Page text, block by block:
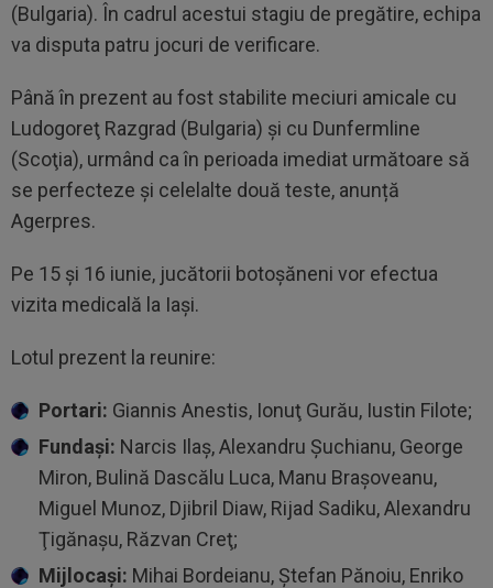
(Bulgaria). În cadrul acestui stagiu de pregătire, echipa
va disputa patru jocuri de verificare.
Până în prezent au fost stabilite meciuri amicale cu
Ludogoreţ Razgrad (Bulgaria) şi cu Dunfermline
(Scoţia), urmând ca în perioada imediat următoare să
se perfecteze şi celelalte două teste, anunță
Agerpres.
Pe 15 şi 16 iunie, jucătorii botoşăneni vor efectua
vizita medicală la Iaşi.
Lotul prezent la reunire:
Portari: Giannis Anestis, Ionuţ Gurău, Iustin Filote;
Fundaşi: Narcis Ilaş, Alexandru Şuchianu, George
Miron, Bulină Dascălu Luca, Manu Braşoveanu,
Miguel Munoz, Djibril Diaw, Rijad Sadiku, Alexandru
Ţigănaşu, Răzvan Creţ;
Mijlocaşi: Mihai Bordeianu, Ştefan Pănoiu, Enriko